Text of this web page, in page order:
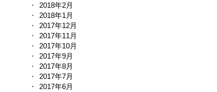
2018年2月
2018年1月
2017年12月
2017年11月
2017年10月
2017年9月
2017年8月
2017年7月
2017年6月